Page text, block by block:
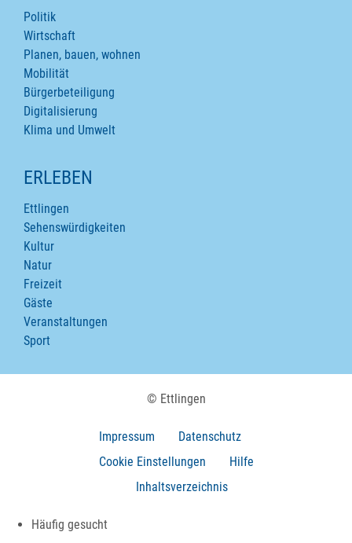
Politik
Wirtschaft
Planen, bauen, wohnen
Mobilität
Bürgerbeteiligung
Digitalisierung
Klima und Umwelt
ERLEBEN
Ettlingen
Sehenswürdigkeiten
Kultur
Natur
Freizeit
Gäste
Veranstaltungen
Sport
© Ettlingen
Impressum
Datenschutz
Cookie Einstellungen
Hilfe
Inhaltsverzeichnis
Häufig gesucht